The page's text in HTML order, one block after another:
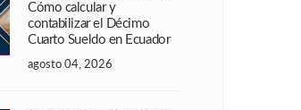
Cómo calcular y
contabilizar el Décimo
Cuarto Sueldo en Ecuador
agosto 04, 2026